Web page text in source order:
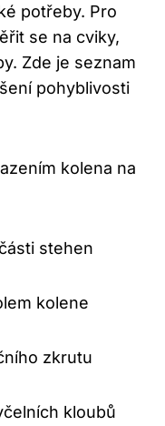
potřeby. Pro
se na cviky,
Zde je seznam
pohyblivosti
kolena na
stehen
kolene
zkrutu
kloubů